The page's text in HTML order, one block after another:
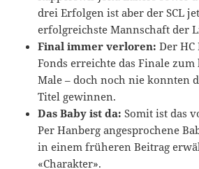
drei Erfolgen ist aber der SCL
erfolgreichste Mannschaft der
Final immer verloren: Der HC
Fonds erreichte das Finale zum
Male – doch noch nie konnten
Titel gewinnen.
Das Baby ist da: Somit ist das
Per Hanberg angesprochene
in einem früheren Beitrag
«Charakter».